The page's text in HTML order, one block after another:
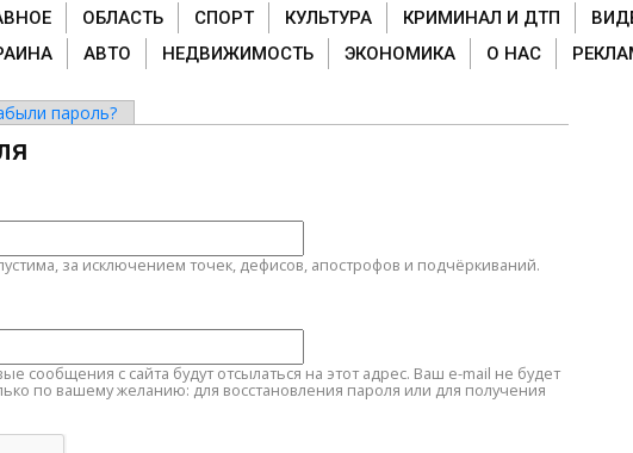
ОБЛАСТЬ СПОРТ КУЛЬТУРА КРИМИНАЛ И ДТП
АВТО НЕДВИЖИМОСТЬ ЭКОНОМИКА О НАС
пароль?
за исключением точек, дефисов, апострофов и подчёркиваний.
сообщения с сайта будут отсылаться на этот адрес. Ваш e-mail не будет
по вашему желанию: для восстановления пароля или для получения